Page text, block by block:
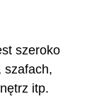
szeroko
szafach,
itp.